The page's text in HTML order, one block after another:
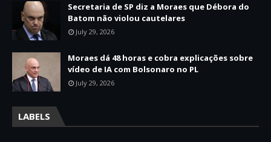
Secretaria de SP diz a Moraes que Débora do
Batom não violou cautelares
July 29, 2026
Moraes dá 48 horas e cobra explicações sobre
vídeo de IA com Bolsonaro no PL
July 29, 2026
LABELS